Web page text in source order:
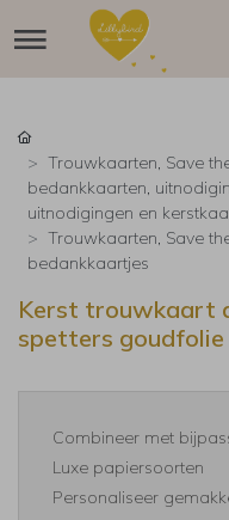
Trouwkaarten, Save
bedankkaarten,
uitnodigingen en
Trouwkaarten, Save
bedankkaartjes
Kerst trouwkaart
spetters goudfolie
Combineer met
Luxe papiersoorten
Personaliseer